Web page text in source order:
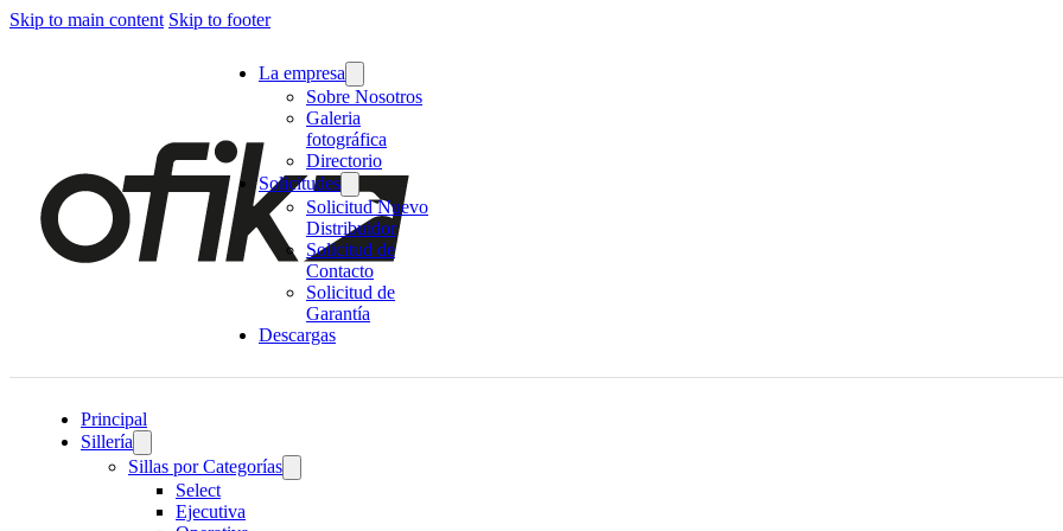
Skip to main content Skip to footer
La empresa
Sobre Nosotros
Galeria
fotográfica
Directorio
Solicitudes
Solicitud Nuevo
Distribuidor
Solicitud de
Contacto
Solicitud de
Garantía
Descargas
Principal
Sillería
Sillas por Categorías
Select
Ejecutiva